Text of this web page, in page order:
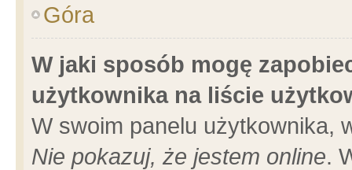
Góra
W jaki sposób mogę
użytkownika na liście
W swoim panelu użytkownika,
Nie pokazuj, że jestem online.